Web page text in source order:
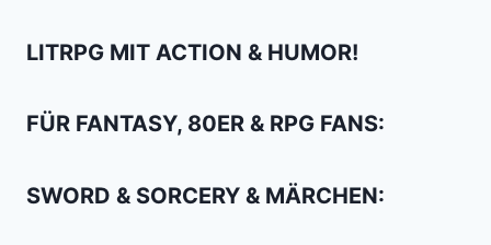
LITRPG MIT ACTION & HUMOR!
FÜR FANTASY, 80ER & RPG FANS:
SWORD & SORCERY & MÄRCHEN: